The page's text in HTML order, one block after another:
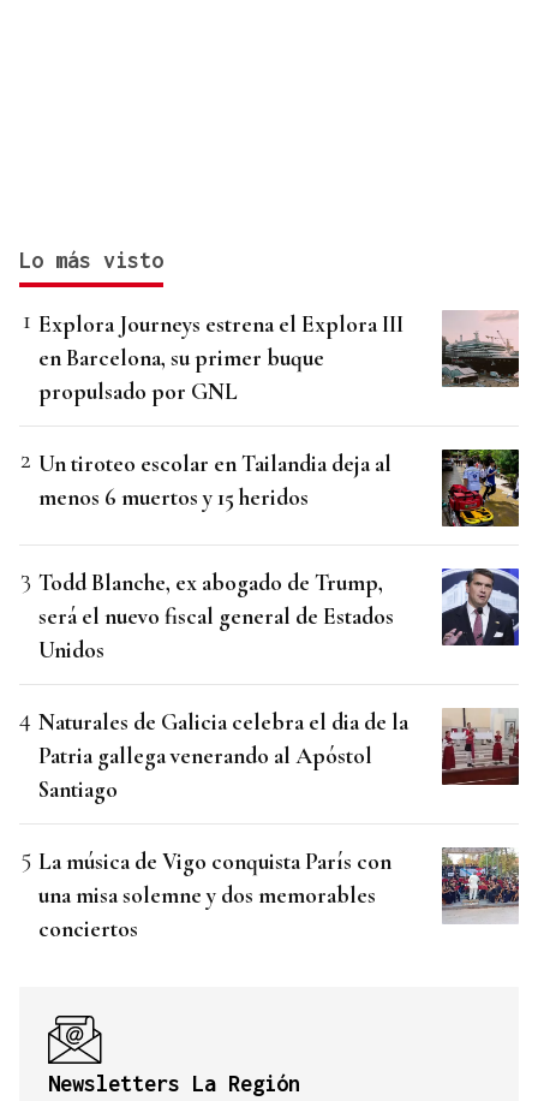
Lo más visto
Explora Journeys estrena el Explora III
en Barcelona, su primer buque
propulsado por GNL
Un tiroteo escolar en Tailandia deja al
menos 6 muertos y 15 heridos
Todd Blanche, ex abogado de Trump,
será el nuevo fiscal general de Estados
Unidos
Naturales de Galicia celebra el dia de la
Patria gallega venerando al Apóstol
Santiago
La música de Vigo conquista París con
una misa solemne y dos memorables
conciertos
Newsletters La Región